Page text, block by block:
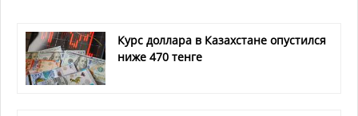
Курс доллара в Казахстане опустился
ниже 470 тенге